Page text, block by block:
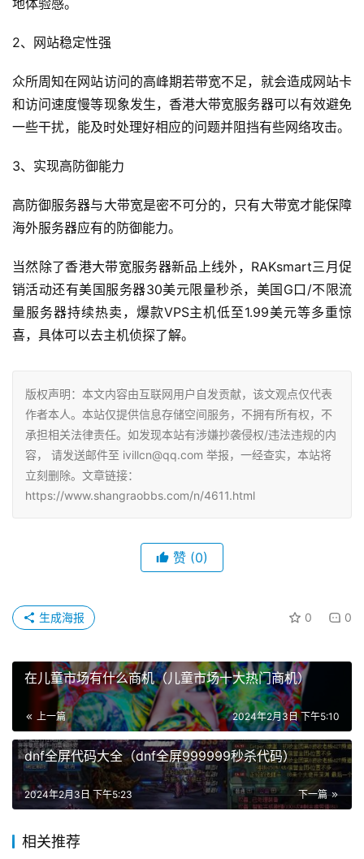
2、网站稳定性强
众所周知在网站访问的高峰期若带宽不足，就会造成网站卡
和访问速度慢等现象发生，香港大带宽服务器可以有效避免
一些干扰，能及时处理好相应的问题并阻挡有些网络攻击。
3、实现高防御能力
高防御服务器与大带宽是密不可分的，只有大带宽才能保障
海外服务器应有的防御能力。
当然除了香港大带宽服务器新品上线外，RAKsmart三月促
销活动还有美国服务器30美元限量秒杀，美国G口/不限流
量服务器持续热卖，爆款VPS主机低至1.99美元等多重惊
喜，具体可以去主机侦探了解。
版权声明：本文内容由互联网用户自发贡献，该文观点仅代表
作者本人。本站仅提供信息存储空间服务，不拥有所有权，不
承担相关法律责任。如发现本站有涉嫌抄袭侵权/违法违规的内
容， 请发送邮件至 ivillcn@qq.com 举报，一经查实，本站将
立刻删除。文章链接：
https://www.shangraobbs.com/n/4611.html
赞 (0)
0 0
生成海报
在儿童市场有什么商机（儿童市场十大热门商机）
上一篇 2024年2月3日 下午5:10
dnf全屏代码大全（dnf全屏999999秒杀代码）
下一篇
2024年2月3日 下午5:23
相关推荐